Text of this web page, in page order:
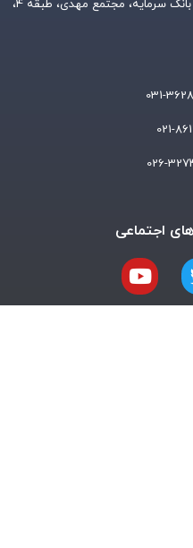
دفتر کرج : بلوار طالقانی جنوبی، جنب بانک سرمایه، مجتمع مهدی، طبقه 4،
اجتماعی